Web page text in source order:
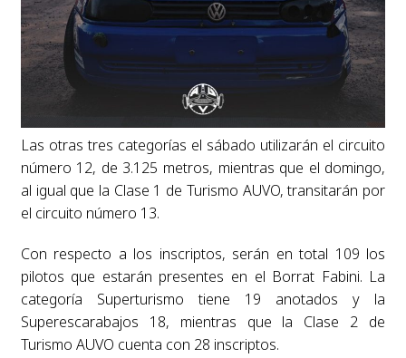
Las otras tres categorías el sábado utilizarán el circuito
número 12, de 3.125 metros, mientras que el domingo,
al igual que la Clase 1 de Turismo AUVO, transitarán por
el circuito número 13.
Con respecto a los inscriptos, serán en total 109 los
pilotos que estarán presentes en el Borrat Fabini. La
categoría Superturismo tiene 19 anotados y la
Superescarabajos 18, mientras que la Clase 2 de
Turismo AUVO cuenta con 28 inscriptos.